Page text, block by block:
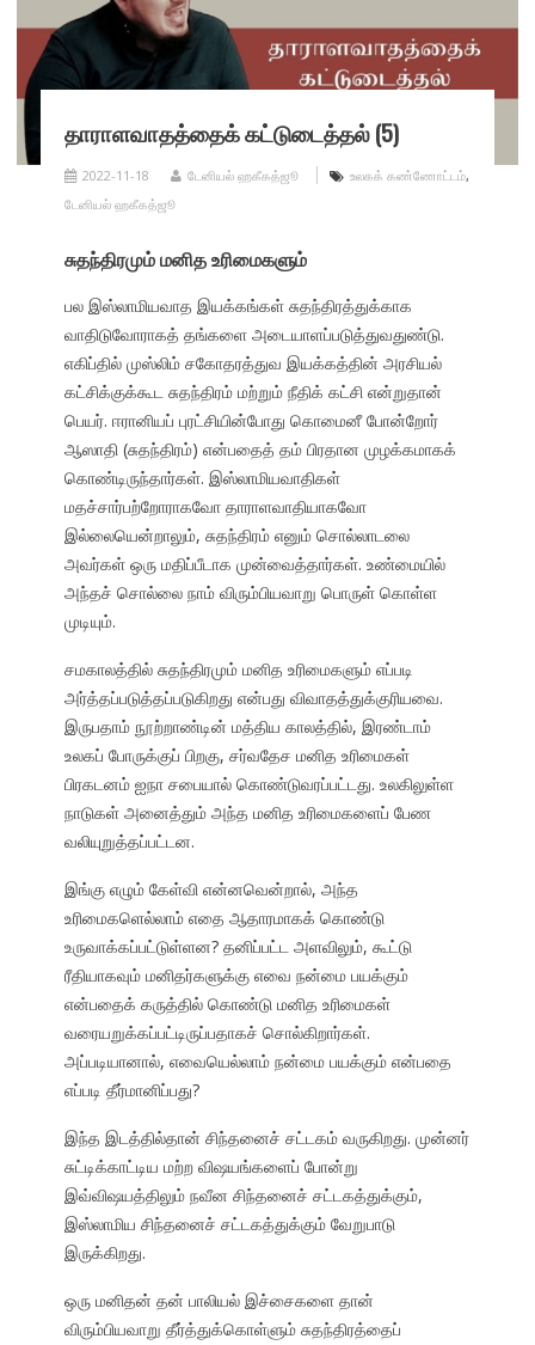
தாராளவாதத்தைக் கட்டுடைத்தல் (5)
2022-11-18 டேனியல் ஹகீகத்ஜூ உலகக் கண்ணோட்டம்,
டேனியல் ஹகீகத்ஜூ
சுதந்திரமும் மனித உரிமைகளும்
பல இஸ்லாமியவாத இயக்கங்கள் சுதந்திரத்துக்காக
வாதிடுவோராகத் தங்களை அடையாளப்படுத்துவதுண்டு.
எகிப்தில் முஸ்லிம் சகோதரத்துவ இயக்கத்தின் அரசியல்
கட்சிக்குக்கூட சுதந்திரம் மற்றும் நீதிக் கட்சி என்றுதான்
பெயர். ஈரானியப் புரட்சியின்போது கொமைனீ போன்றோர்
ஆஸாதி (சுதந்திரம்) என்பதைத் தம் பிரதான முழக்கமாகக்
கொண்டிருந்தார்கள். இஸ்லாமியவாதிகள்
மதச்சார்பற்றோராகவோ தாராளவாதியாகவோ
இல்லையென்றாலும், சுதந்திரம் எனும் சொல்லாடலை
அவர்கள் ஒரு மதிப்பீடாக முன்வைத்தார்கள். உண்மையில்
அந்தச் சொல்லை நாம் விரும்பியவாறு பொருள் கொள்ள
முடியும்.
சமகாலத்தில் சுதந்திரமும் மனித உரிமைகளும் எப்படி
அர்த்தப்படுத்தப்படுகிறது என்பது விவாதத்துக்குரியவை.
இருபதாம் நூற்றாண்டின் மத்திய காலத்தில், இரண்டாம்
உலகப் போருக்குப் பிறகு, சர்வதேச மனித உரிமைகள்
பிரகடனம் ஐநா சபையால் கொண்டுவரப்பட்டது. உலகிலுள்ள
நாடுகள் அனைத்தும் அந்த மனித உரிமைகளைப் பேண
வலியுறுத்தப்பட்டன.
இங்கு எழும் கேள்வி என்னவென்றால், அந்த
உரிமைகளெல்லாம் எதை ஆதாரமாகக் கொண்டு
உருவாக்கப்பட்டுள்ளன? தனிப்பட்ட அளவிலும், கூட்டு
ரீதியாகவும் மனிதர்களுக்கு எவை நன்மை பயக்கும்
என்பதைக் கருத்தில் கொண்டு மனித உரிமைகள்
வரையறுக்கப்பட்டிருப்பதாகச் சொல்கிறார்கள்.
அப்படியானால், எவையெல்லாம் நன்மை பயக்கும் என்பதை
எப்படி தீர்மானிப்பது?
இந்த இடத்தில்தான் சிந்தனைச் சட்டகம் வருகிறது. முன்னர்
சுட்டிக்காட்டிய மற்ற விஷயங்களைப் போன்று
இவ்விஷயத்திலும் நவீன சிந்தனைச் சட்டகத்துக்கும்,
இஸ்லாமிய சிந்தனைச் சட்டகத்துக்கும் வேறுபாடு
இருக்கிறது.
ஒரு மனிதன் தன் பாலியல் இச்சைகளை தான்
விரும்பியவாறு தீர்த்துக்கொள்ளும் சுதந்திரத்தைப்